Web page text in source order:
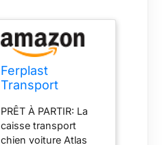
Ferplast
Transport
Voiture ATLAS
CAR MAXI,
PRÊT À PARTIR: La
caisse transport
chien voiture Atlas